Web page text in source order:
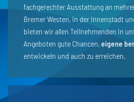
fachgerechter Ausstattung an
Bremer Westen, in der Innenstadt
bieten wir allen Teilnehmenden in
Angeboten gute Chancen,eigene
entwickeln und auch zu erreichen.